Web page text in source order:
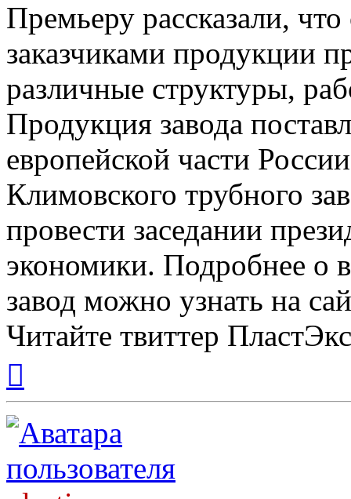
Премьеру рассказали,
заказчиками продукции
различные структуры,
Продукция завода
европейской части
Климовского трубного
провести заседании
экономики. Подробнее о
завод можно узнать на
Читайте твиттер
началу